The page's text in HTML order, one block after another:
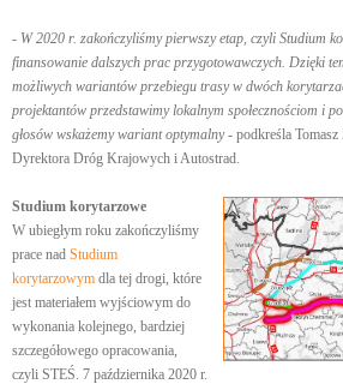
- W 2020 r. zakończyliśmy pierwszy etap, czyli Studium
finansowanie dalszych prac przygotowawczych. Dzięki
możliwych wariantów przebiegu trasy w dwóch
projektantów przedstawimy lokalnym społecznościom i
głosów wskażemy wariant optymalny- podkreśla
Dyrektora Dróg Krajowych i Autostrad.
Studium korytarzowe
W ubiegłym roku zakończyliśmy
prace nad Studium
korytarzowym dla tej drogi, które
jest materiałem wyjściowym do
wykonania kolejnego, bardziej
szczegółowego opracowania,
czyli STEŚ. 7 października 2020 r.